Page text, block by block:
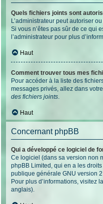
Quels fichiers joints sont
L’administrateur peut autoriser
Si vous n’êtes pas sûr de ce qui
l’administrateur pour plus
Haut
Comment trouver tous mes
Pour accéder à la liste des
messages privés, allez dans
des fichiers joints.
Haut
Concernant phpBB
Qui a développé ce logiciel de
Ce logiciel (dans sa version non
phpBB Limited , qui en a les
publique générale GNU version
Pour plus d’informations, visitez
anglais).